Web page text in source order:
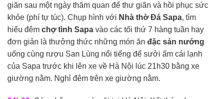
giãn sau một ngày thăm quan để thư giãn và hồi phục sức
khỏe (phí tự túc). Chụp hình với Nhà thờ Đá Sapa, tìm
hiểu đêm chợ tình Sapa vào các tối thứ 7 hàng tuần hay
đơn giản là thưởng thức những món ăn đặc sản nướng
uống cùng rượu San Lùng nổi tiếng để sưởi ấm cái lạnh
của Sapa trước khi lên xe về Hà Nội lúc 21h30 bằng xe
giường nằm. Nghỉ đêm trên xe giường nằm.